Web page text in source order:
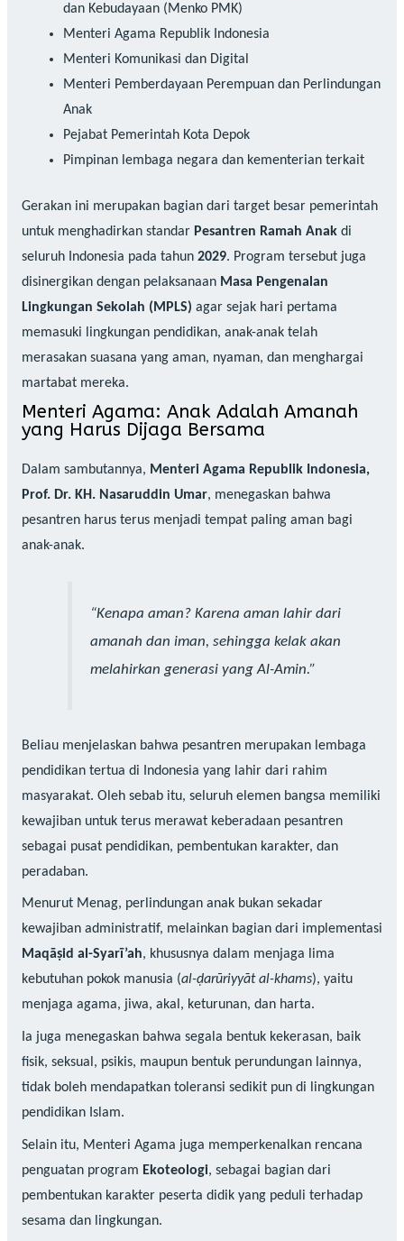
dan Kebudayaan (Menko PMK)
Menteri Agama Republik Indonesia
Menteri Komunikasi dan Digital
Menteri Pemberdayaan Perempuan dan Perlindungan
Anak
Pejabat Pemerintah Kota Depok
Pimpinan lembaga negara dan kementerian terkait
Gerakan ini merupakan bagian dari target besar pemerintah
untuk menghadirkan standar Pesantren Ramah Anakdi
seluruh Indonesia pada tahun 2029. Program tersebut juga
disinergikan dengan pelaksanaan Masa Pengenalan
Lingkungan Sekolah (MPLS) agar sejak hari pertama
memasuki lingkungan pendidikan, anak-anak telah
merasakan suasana yang aman, nyaman, dan menghargai
martabat mereka.
Menteri Agama: Anak Adalah Amanah
yang Harus Dijaga Bersama
Dalam sambutannya, Menteri Agama Republik Indonesia,
Prof. Dr. KH. Nasaruddin Umar, menegaskan bahwa
pesantren harus terus menjadi tempat paling aman bagi
anak-anak.
“Kenapa aman? Karena aman lahir dari
amanah dan iman, sehingga kelak akan
melahirkan generasi yang Al-Amin.”
Beliau menjelaskan bahwa pesantren merupakan lembaga
pendidikan tertua di Indonesia yang lahir dari rahim
masyarakat. Oleh sebab itu, seluruh elemen bangsa memiliki
kewajiban untuk terus merawat keberadaan pesantren
sebagai pusat pendidikan, pembentukan karakter, dan
peradaban.
Menurut Menag, perlindungan anak bukan sekadar
kewajiban administratif, melainkan bagian dari implementasi
Maqāṣid al-Syarī’ah, khususnya dalam menjaga lima
kebutuhan pokok manusia (al-ḍarūriyyāt al-khams), yaitu
menjaga agama, jiwa, akal, keturunan, dan harta.
Ia juga menegaskan bahwa segala bentuk kekerasan, baik
fisik, seksual, psikis, maupun bentuk perundungan lainnya,
tidak boleh mendapatkan toleransi sedikit pun di lingkungan
pendidikan Islam.
Selain itu, Menteri Agama juga memperkenalkan rencana
penguatan program Ekoteologi, sebagai bagian dari
pembentukan karakter peserta didik yang peduli terhadap
sesama dan lingkungan.